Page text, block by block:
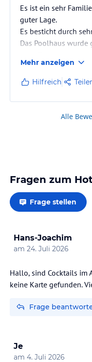
Es ist ein sehr
guter Lage.
Es besticht durch
Das Poolhaus
Abends wird daraus
Bedienung am Tisch.
Der Unterschied
mit Livecooking und
Es gibt ein neues
Mehr anzeigen
Hilfreich
Alle
Fragen zum
Frage stellen
Hans-Joachim
am 24. Juli 2026
Hallo, sind Cocktails im
keine Karte gefunden.
Frage
Je
am 4. Juli 2026